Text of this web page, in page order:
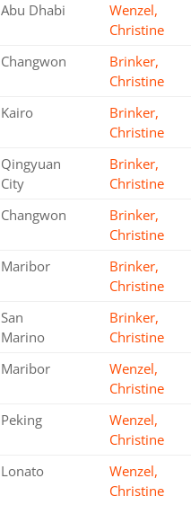
Abu Dhabi
Wenzel,
Christine
Changwon
Brinker,
Christine
Kairo
Brinker,
Christine
Qingyuan
City
Brinker,
Christine
Changwon
Brinker,
Christine
Maribor
Brinker,
Christine
San
Marino
Brinker,
Christine
Maribor
Wenzel,
Christine
Peking
Wenzel,
Christine
Lonato
Wenzel,
Christine